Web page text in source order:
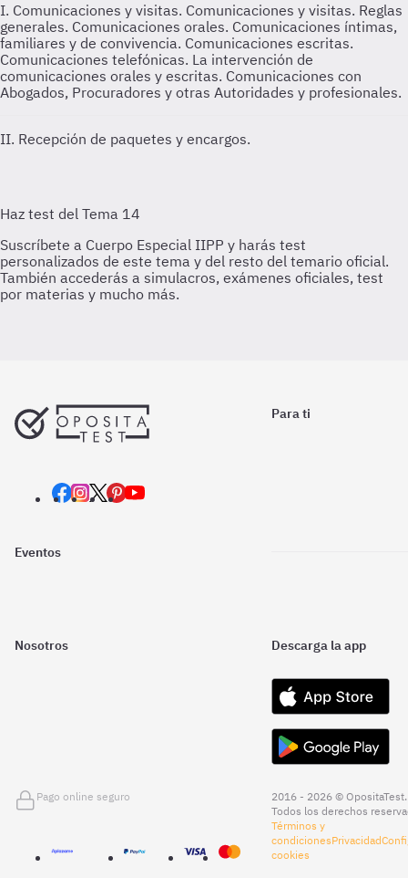
I. Comunicaciones y visitas. Comunicaciones y visitas. Reglas
generales. Comunicaciones orales. Comunicaciones íntimas,
familiares y de convivencia. Comunicaciones escritas.
Comunicaciones telefónicas. La intervención de
comunicaciones orales y escritas. Comunicaciones con
Abogados, Procuradores y otras Autoridades y profesionales.
II. Recepción de paquetes y encargos.
Para ti
Eventos
Nosotros Descarga la app
Pago online seguro
2016 - 2026 © OpositaTest.
Todos los derechos
Términos y
condicionesPrivacidad
cookies